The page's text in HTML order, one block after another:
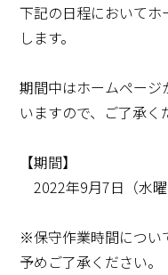
下記の日程において
します。
期間中はホームペー
いますので、ご了承く
【期間】
2022年9月7日（水
※保守作業時間につい
予めご了承ください。